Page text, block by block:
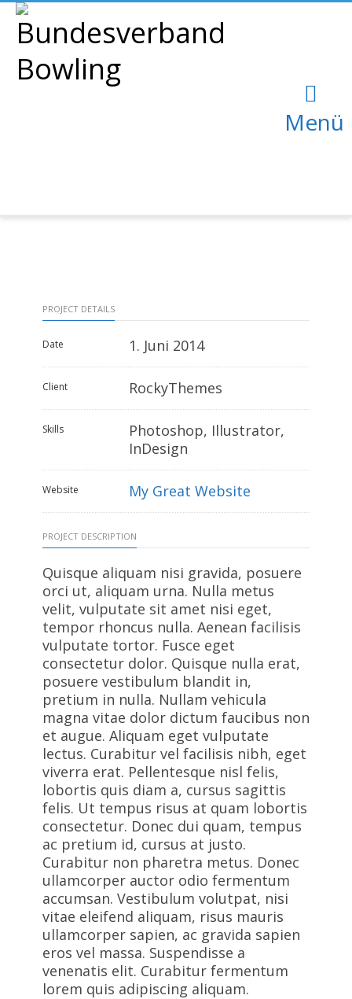
Menü
PROJECT DETAILS
Date 1. Juni 2014
Client RockyThemes
Skills
Photoshop, Illustrator,
InDesign
Website My Great Website
PROJECT DESCRIPTION
Quisque aliquam nisi gravida, posuere
orci ut, aliquam urna. Nulla metus
velit, vulputate sit amet nisi eget,
tempor rhoncus nulla. Aenean facilisis
vulputate tortor. Fusce eget
consectetur dolor. Quisque nulla erat,
posuere vestibulum blandit in,
pretium in nulla. Nullam vehicula
magna vitae dolor dictum faucibus non
et augue. Aliquam eget vulputate
lectus. Curabitur vel facilisis nibh, eget
viverra erat. Pellentesque nisl felis,
lobortis quis diam a, cursus sagittis
felis. Ut tempus risus at quam lobortis
consectetur. Donec dui quam, tempus
ac pretium id, cursus at justo.
Curabitur non pharetra metus. Donec
ullamcorper auctor odio fermentum
accumsan. Vestibulum volutpat, nisi
vitae eleifend aliquam, risus mauris
ullamcorper sapien, ac gravida sapien
eros vel massa. Suspendisse a
venenatis elit. Curabitur fermentum
lorem quis adipiscing aliquam.